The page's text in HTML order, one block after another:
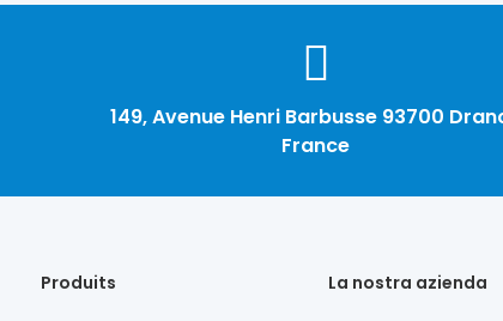
149, Avenue Henri Barbusse 93700
France
Produits
La nostra azienda